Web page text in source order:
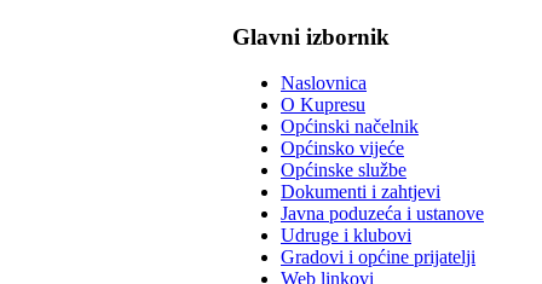
Glavni izbornik
Naslovnica
O Kupresu
Općinski načelnik
Općinsko vijeće
Općinske službe
Dokumenti i zahtjevi
Javna poduzeća i ustanove
Udruge i klubovi
Gradovi i općine prijatelji
Web linkovi